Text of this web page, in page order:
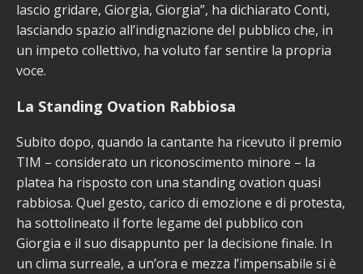
lascio gridare, Giorgia, Giorgia”, ha dichiarato Conti,
lasciando spazio all’indignazione del pubblico che, in
un impeto collettivo, ha voluto far sentire la propria
voce.
La Standing Ovation Rabbiosa
Subito dopo, quando la cantante ha ricevuto il premio
TIM – considerato un riconoscimento minore – la
platea ha risposto con una standing ovation quasi
rabbiosa. Quel gesto, carico di emozione e di protesta,
ha sottolineato il forte legame del pubblico con
Giorgia e il suo disappunto per la decisione finale. In
un clima surreale, a un’ora e mezza l’impensabile si è